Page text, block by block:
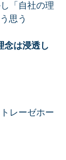
「自社の理
思う
念は浸透し
レーゼホー